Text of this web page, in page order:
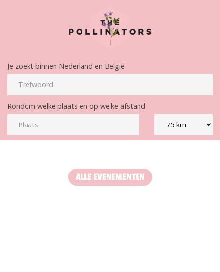
Je zoekt binnen Nederland en België
Rondom welke plaats en op welke afstand
ALLE EVENEMENTEN